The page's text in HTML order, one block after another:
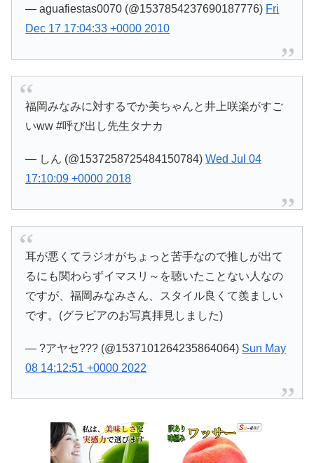
— aguafiestas0070 (@1537854237690187776) Fri
Dec 17 17:04:33 +0000 2010
福岡みなみに対するでか美ちゃんと井上咲楽がすご
いww #呼び出し先生タナカ
— しん (@1537258725484150784)Wed Jul 04
17:10:09 +0000 2018
耳が悪くてラジオがちょっと苦手なので推しが出て
るにも関わらずイマスリ～を聴いたことない人なの
ですが、福岡みなみさん、スタイル良くて羨ましい
です。(グラビアのお写真拝見しました)
— ?アヤセ??? (@1537101264235864064) Sun May
08 14:12:51 +0000 2022